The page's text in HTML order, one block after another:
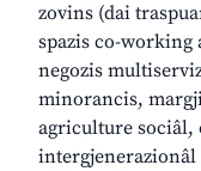
zovins (dai
spazis co-working
negozis
minorancis,
agriculture sociâl,